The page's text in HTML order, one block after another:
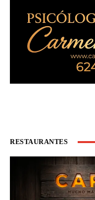
RESTAURANTES